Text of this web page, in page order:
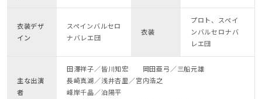
衣装デザ
イン
スペインバルセロ
ナバレエ団
衣装
プロト、スペイ
ンバルセロナバ
レエ団
主な出演
者
田澤祥子／皆川知宏 岡田亜弓／三船元雄
長崎真湖／浅井杏里／宮内浩之
峰岸千晶／泊陽平